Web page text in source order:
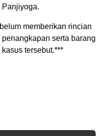
Panjiyoga.
memberikan rincian
serta barang
tersebut.***